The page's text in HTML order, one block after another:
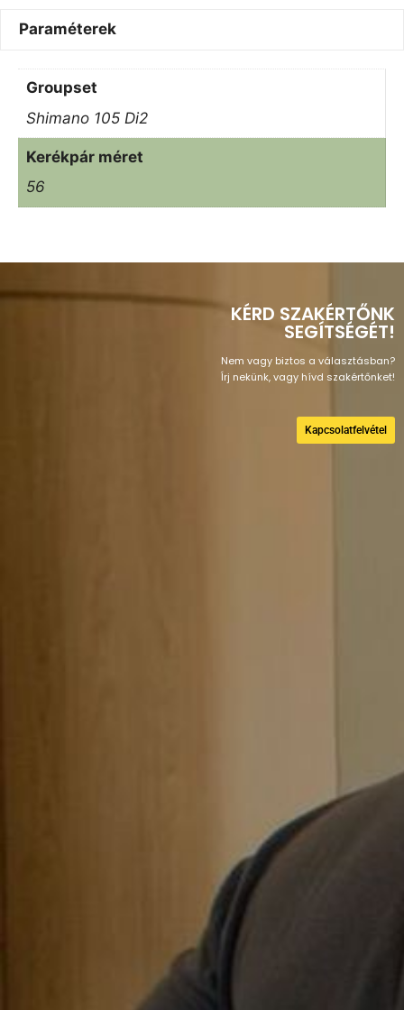
Paraméterek
Groupset
Shimano 105 Di2
Kerékpár méret
56
KÉRD SZAKÉRTŐNK
SEGÍTSÉGÉT!
Nem vagy biztos a választásban?
Írj nekünk, vagy hívd szakértőnket!
Kapcsolatfelvétel